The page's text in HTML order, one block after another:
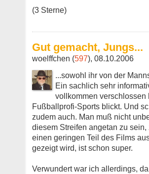
(3 Sterne)
Gut gemacht, Jungs...
woelffchen (597), 08.10.2006
...sowohl ihr von der
Ein sachlich sehr
vollkommen
Fußballprofi-Sports blickt. Und
zudem auch. Man muß nicht
diesem Streifen angetan zu
einen geringen Teil des Films
gezeigt wird, ist schon super.
Verwundert war ich allerdings,